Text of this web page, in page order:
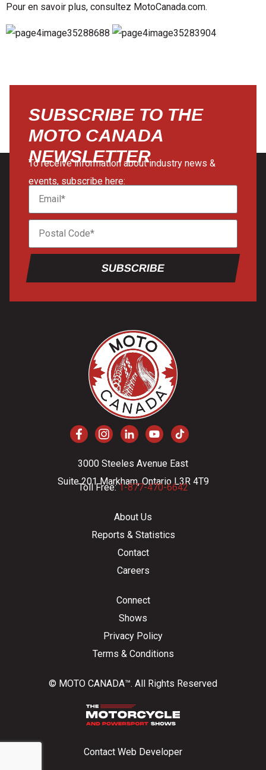
Pour en savoir plus, consultez MotoCanada.com.
SUBSCRIBE TO THE
MOTO CANADA
NEWSLETTER
To receive information about industry news &
events, subscribe here:
SUBSCRIBE
3000 Steeles Avenue East
Suite 201 Markham, Ontario L3R 4T9
Toll Free:1-877-470-6642
About Us
Reports & Statistics
Contact
Careers
Connect
Shows
Privacy Policy
Terms & Conditions
© MOTO CANADA™. All Rights Reserved
Contact Web Developer